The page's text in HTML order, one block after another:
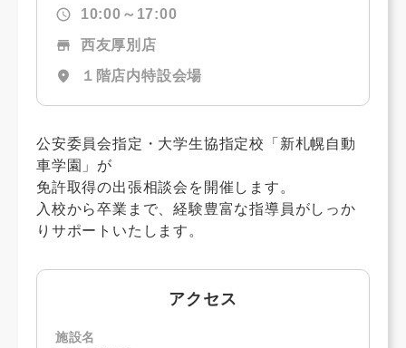
schedule 10:00～17:00
store 西友厚別店
location_on １階店内特設会場
公安委員会指定・大学生協指定校「新札幌自動
車学園」が
免許取得の出張相談会を開催します。
入校から卒業まで、経験豊富な指導員がしっか
りサポートいたします。
アクセス
施設名